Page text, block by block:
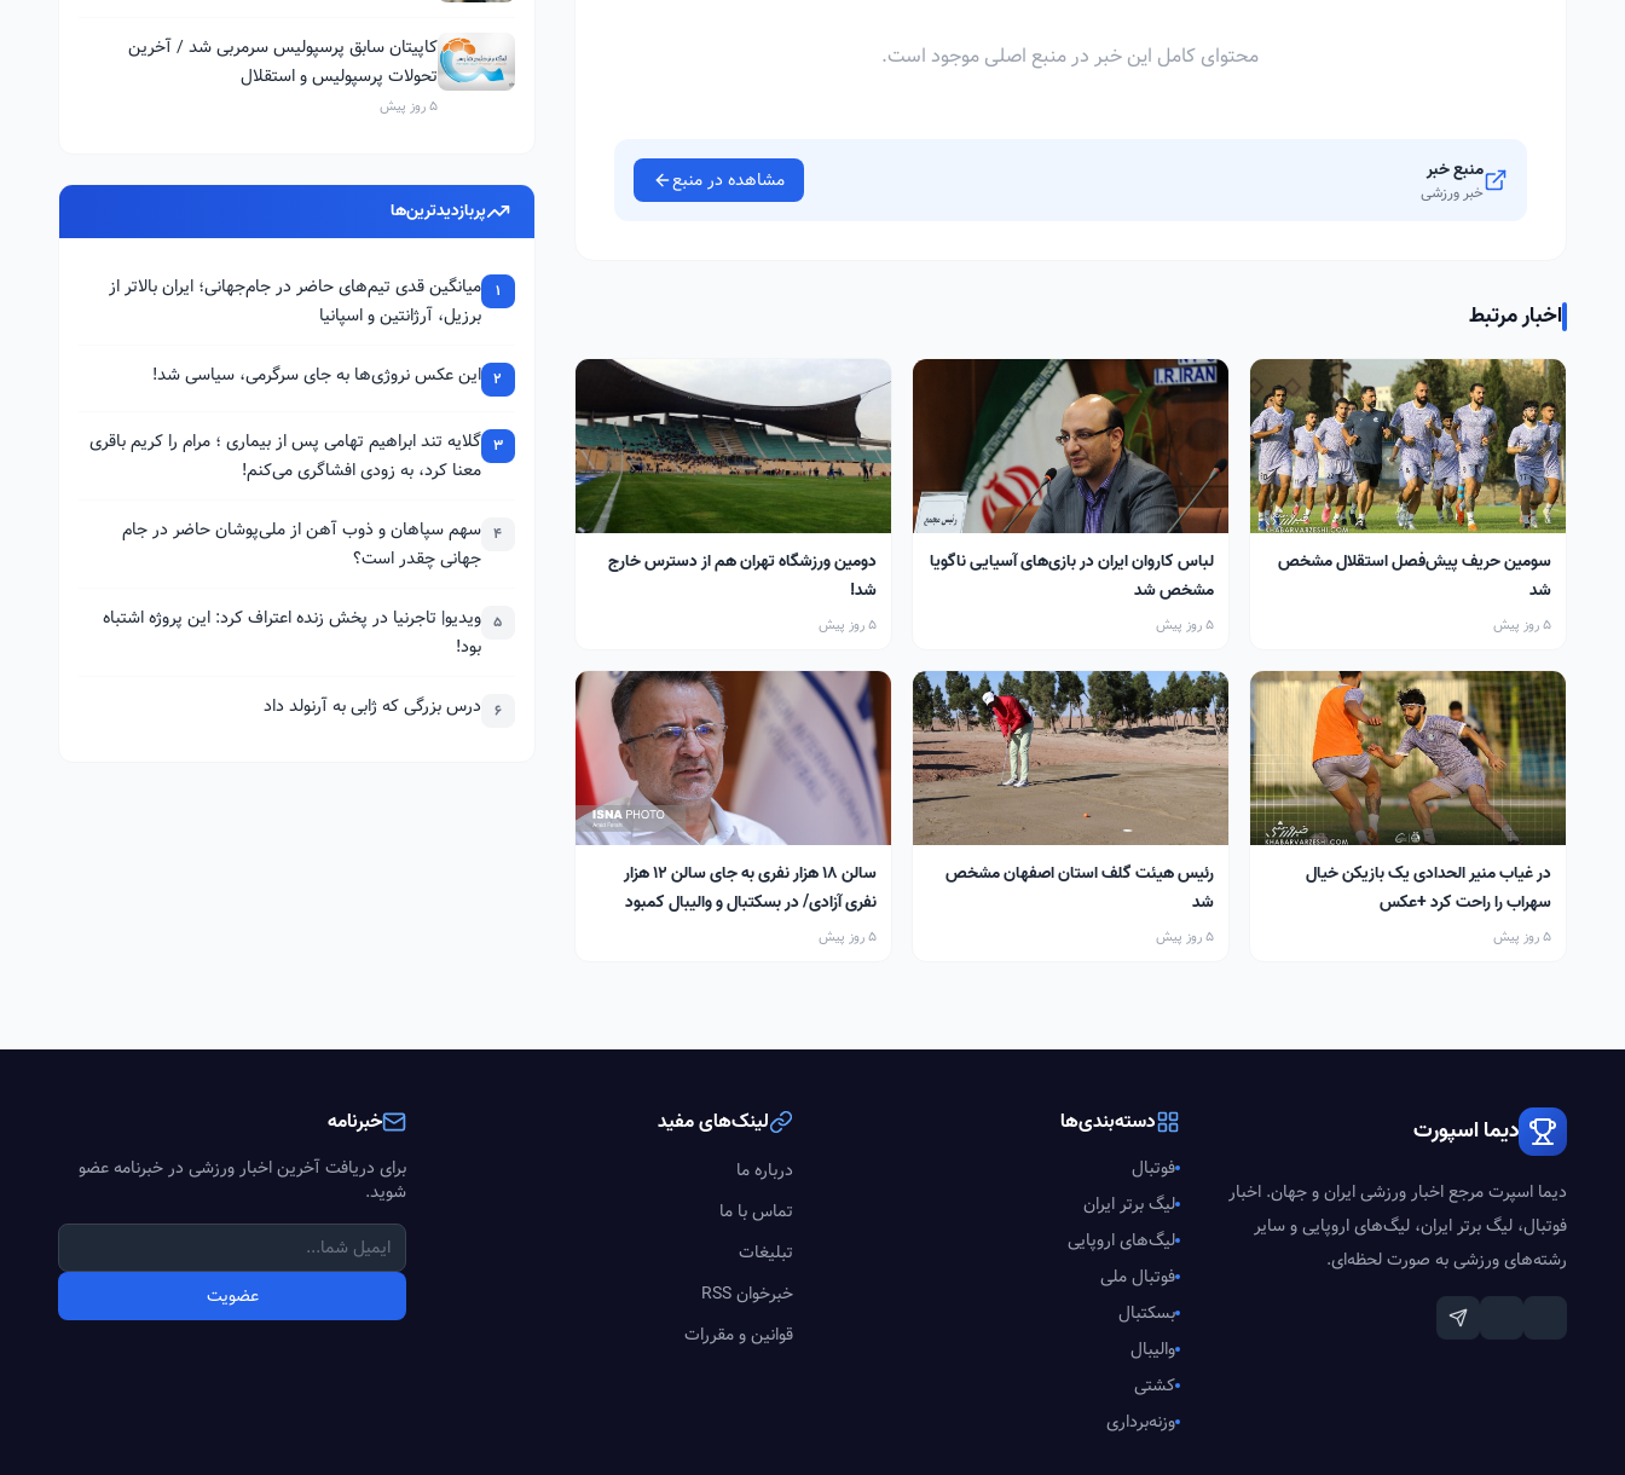
محتوای کامل این خبر در منبع اصلی موجود است.
منبع خبر
خبر ورزشی مشاهده در منبع
اخبار مرتبط
سومین حریف پیش‌فصل استقلال مشخص
شد
5 روز پیش
لباس کاروان ایران در بازی‌های آسیایی ناگویا
مشخص شد
5 روز پیش
دومین ورزشگاه تهران هم از دسترس خارج
شد!
5 روز پیش
در غیاب منیر الحدادی یک بازیکن خیال
سهراب را راحت کرد +عکس
5 روز پیش
رئیس هیئت گلف استان اصفهان مشخص
شد
5 روز پیش
سالن ۱۸ هزار نفری به جای سالن ۱۲ هزار
نفری آزادی/ در بسکتبال و والیبال کمبود
سالن داریم
5 روز پیش
کاپیتان سابق پرسپولیس سرمربی شد / آخرین
تحولات پرسپولیس و استقلال
5 روز پیش
پربازدیدترین‌ها
1
میانگین قدی تیم‌های حاضر در جام‌جهانی؛ ایران بالاتر از
برزیل، آرژانتین و اسپانیا
2 این عکس نروژی‌ها به جای سرگرمی، سیاسی شد!
3 گلایه تند ابراهیم تهامی پس از بیماری ؛ مرام را کریم باقری
معنا کرد، به زودی افشاگری می‌کنم!
4 سهم سپاهان و ذوب آهن از ملی‌پوشان حاضر در جام
جهانی چقدر است؟
5 ویدیو| تاجرنیا در پخش زنده اعتراف کرد: این پروژه اشتباه
بود!
6 درس بزرگی که ژابی به آرنولد داد
دیما اسپورت
دیما اسپرت مرجع اخبار ورزشی ایران و جهان. اخبار
فوتبال، لیگ برتر ایران، لیگ‌های اروپایی و سایر
رشته‌های ورزشی به صورت لحظه‌ای.
دسته‌بندی‌ها
فوتبال
لیگ برتر ایران
لیگ‌های اروپایی
فوتبال ملی
بسکتبال
والیبال
کشتی
وزنه‌برداری
لینک‌های مفید
درباره ما
تماس با ما
تبلیغات
خبرخوان RSS
قوانین و مقررات
خبرنامه
برای دریافت آخرین اخبار ورزشی در خبرنامه عضو
شوید.
عضویت